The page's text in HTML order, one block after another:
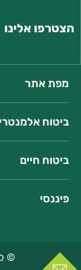
הצטרפו אלינו
מפת אתר
ביטוח אלמנטרי
ביטוח חיים
פיננסי
©